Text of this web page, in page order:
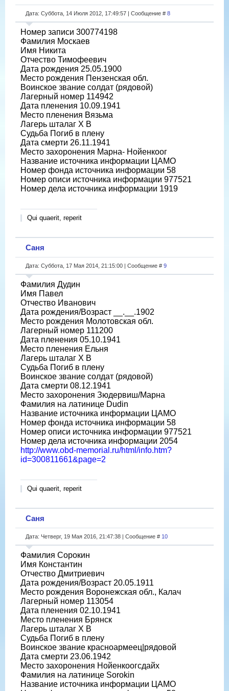
Дата: Суббота, 14 Июля 2012, 17:49:57 | Сообщение # 8
Номер записи 300774198
Фамилия Москаев
Имя Никита
Отчество Тимофеевич
Дата рождения 25.05.1900
Место рождения Пензенская обл.
Воинское звание солдат (рядовой)
Лагерный номер 114942
Дата пленения 10.09.1941
Место пленения Вязьма
Лагерь шталаг X B
Судьба Погиб в плену
Дата смерти 26.11.1941
Место захоронения Марна- Нойенкоог
Название источника информации ЦАМО
Номер фонда источника информации 58
Номер описи источника информации 977521
Номер дела источника информации 1919
Qui quaerit, reperit
Саня
Дата: Суббота, 17 Мая 2014, 21:15:00 | Сообщение # 9
Фамилия Дудин
Имя Павел
Отчество Иванович
Дата рождения/Возраст __.__.1902
Место рождения Молотовская обл.
Лагерный номер 111200
Дата пленения 05.10.1941
Место пленения Ельня
Лагерь шталаг X B
Судьба Погиб в плену
Воинское звание солдат (рядовой)
Дата смерти 08.12.1941
Место захоронения Зюдервиш/Марна
Фамилия на латинице Dudin
Название источника информации ЦАМО
Номер фонда источника информации 58
Номер описи источника информации 977521
Номер дела источника информации 2054
http://www.obd-memorial.ru/html/info.htm?
id=300811661&page=2
Qui quaerit, reperit
Саня
Дата: Четверг, 19 Мая 2016, 21:47:38 | Сообщение # 10
Фамилия Сорокин
Имя Константин
Отчество Дмитриевич
Дата рождения/Возраст 20.05.1911
Место рождения Воронежская обл., Калач
Лагерный номер 113054
Дата пленения 02.10.1941
Место пленения Брянск
Лагерь шталаг X B
Судьба Погиб в плену
Воинское звание красноармеец|рядовой
Дата смерти 23.06.1942
Место захоронения Нойенкоогсдайх
Фамилия на латинице Sorokin
Название источника информации ЦАМО